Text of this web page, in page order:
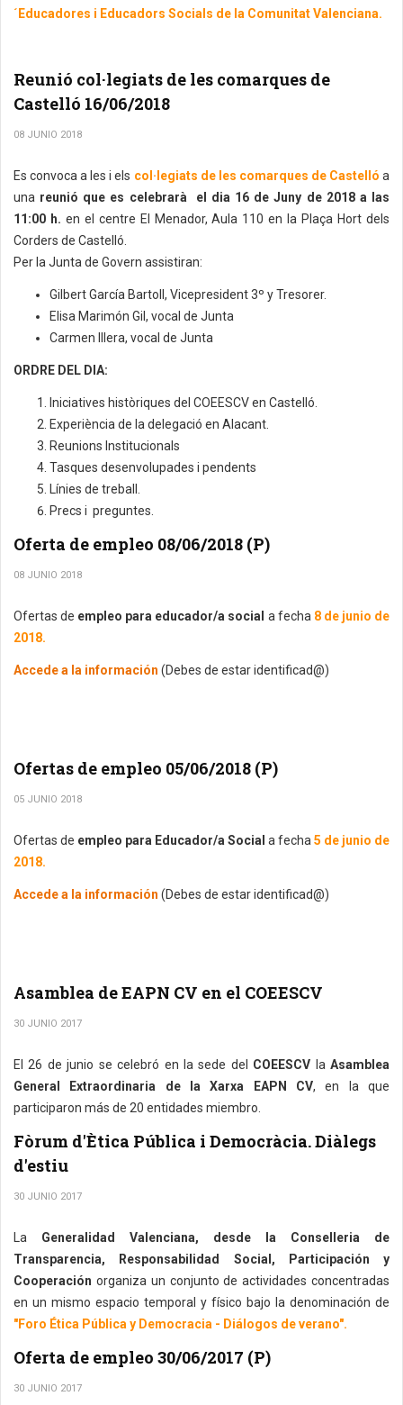
´Educadores i Educadors Socials de la Comunitat Valenciana.
Reunió col·legiats de les comarques de
Castelló 16/06/2018
08 JUNIO 2018
Es convoca a les i els col·legiats de les comarques de Castelló a
una reunió que es celebrarà el dia 16 de Juny de 2018 a las
11:00 h. en el centre El Menador, Aula 110 en la Plaça Hort dels
Corders de Castelló.
Per la Junta de Govern assistiran:
Gilbert García Bartoll, Vicepresident 3º y Tresorer.
Elisa Marimón Gil, vocal de Junta
Carmen Illera, vocal de Junta
ORDRE DEL DIA:
Iniciatives històriques del COEESCV en Castelló.
Experiència de la delegació en Alacant.
Reunions Institucionals
Tasques desenvolupades i pendents
Línies de treball.
Precs i preguntes.
Oferta de empleo 08/06/2018 (P)
08 JUNIO 2018
Ofertas de empleo para educador/a social a fecha 8 de junio de
2018.
Accede a la información (Debes de estar identificad@)
Ofertas de empleo 05/06/2018 (P)
05 JUNIO 2018
Ofertas de empleo para Educador/a Social a fecha 5 de junio de
2018.
Accede a la información (Debes de estar identificad@)
Asamblea de EAPN CV en el COEESCV
30 JUNIO 2017
El 26 de junio se celebró en la sede del COEESCV laAsamblea
General Extraordinaria de la Xarxa EAPN CV, en la que
participaron más de 20 entidades miembro.
Fòrum d'Ètica Pública i Democràcia. Diàlegs
d'estiu
30 JUNIO 2017
La Generalidad Valenciana, desde la Conselleria de
Transparencia, Responsabilidad Social, Participación y
Cooperación organiza un conjunto de actividades concentradas
en un mismo espacio temporal y físico bajo la denominación de
"Foro Ética Pública y Democracia - Diálogos de verano".
Oferta de empleo 30/06/2017 (P)
30 JUNIO 2017